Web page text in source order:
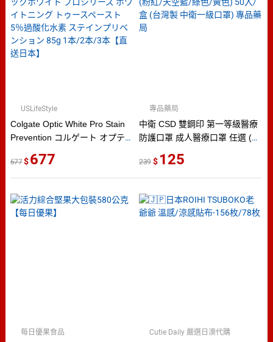
Colgate Optic White Pro Stain
Prevention コルゲート オプテ
ホワイトニング トゥースペース
ト 5％過酸化水素 ステインプリ
ベンション 85g 1本/2本/3本【直
送日本】
USLifeStyle
677 677
中衛 CSD 雙鋼印 第一等級醫療
防護口罩 成人醫療口罩 任選 (粉
(台灣製 中衛一級口罩) 專品藥局
專品藥局
239 125
每日優果食品 Cutie Daily 嚴選日澳代購